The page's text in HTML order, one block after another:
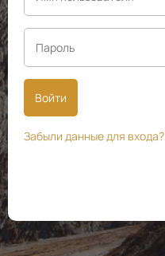
Войти
Забыли данные для входа?